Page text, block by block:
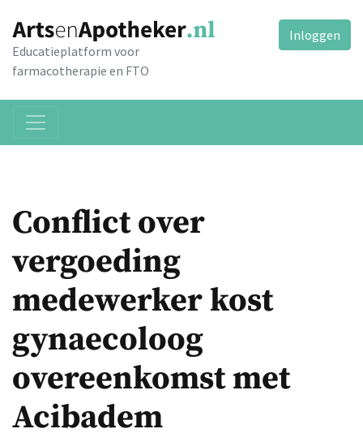
Educatieplatform voor
farmacotherapie en FTO
Inloggen
Conflict over
vergoeding
medewerker kost
gynaecoloog
overeenkomst met
Acibadem